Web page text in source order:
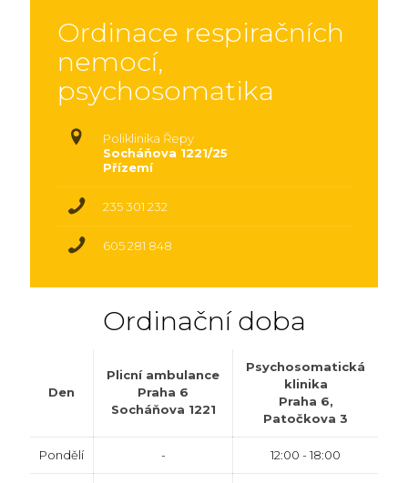
Ordinace respiračních
nemocí,
psychosomatika
Poliklinika Řepy
Socháňova 1221/25
Přízemí
235 301 232
605 281 848
Ordinační doba
Den
Plicní ambulance
Praha 6
Socháňova 1221
Psychosomatická
klinika
Praha 6,
Patočkova 3
Pondělí - 12:00 - 18:00